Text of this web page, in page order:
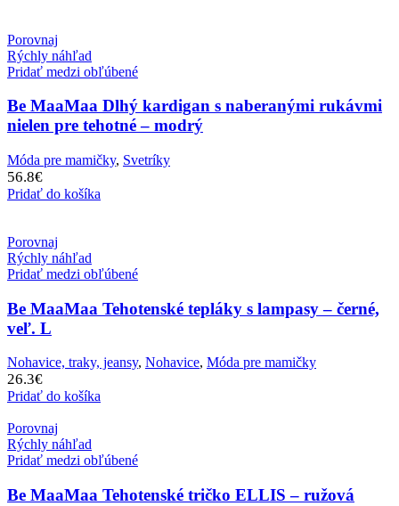
Porovnaj
Rýchly náhľad
Pridať medzi obľúbené
Be MaaMaa Dlhý kardigan s naberanými rukávmi
nielen pre tehotné – modrý
Móda pre mamičky, Svetríky
56.8€
Pridať do košíka
Porovnaj
Rýchly náhľad
Pridať medzi obľúbené
Be MaaMaa Tehotenské tepláky s lampasy – černé,
veľ. L
Nohavice, traky, jeansy, Nohavice, Móda pre mamičky
26.3€
Pridať do košíka
Porovnaj
Rýchly náhľad
Pridať medzi obľúbené
Be MaaMaa Tehotenské tričko ELLIS – ružová